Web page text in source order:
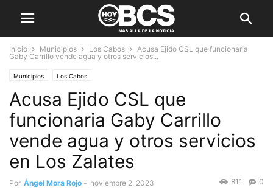
Inicio Municipios Los Cabos
Acusa Ejido CSL que funcionaria
Gaby Carrillo vende agua y otros servicios...
Municipios Los Cabos
Acusa Ejido CSL que
funcionaria Gaby Carrillo
vende agua y otros servicios
en Los Zalates
Por Ángel Mora Rojo - noviembre 2, 2023 0
811